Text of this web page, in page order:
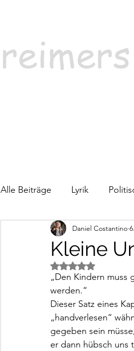
Alle Beiträge Lyrik
Alltagsimpressionen
Kleine
Daniel Costantino
Mit NaN von 5
„Den Kindern muss
werden.“
Dieser Satz eines
„handverlesen“
gegeben sein
er dann hübsch uns